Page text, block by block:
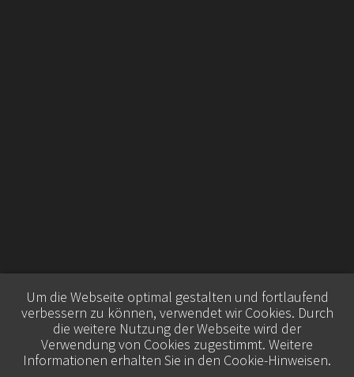
Um die Webseite optimal gestalten und fortlaufend
verbessern zu können, verwendet wir Cookies. Durch
die weitere Nutzung der Webseite wird der
Verwendung von Cookies zugestimmt. Weitere
Informationen erhalten Sie in den Cookie-Hinweisen.